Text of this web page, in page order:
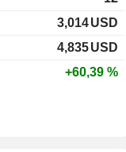
3,014USD
4,835USD
+60,39 %